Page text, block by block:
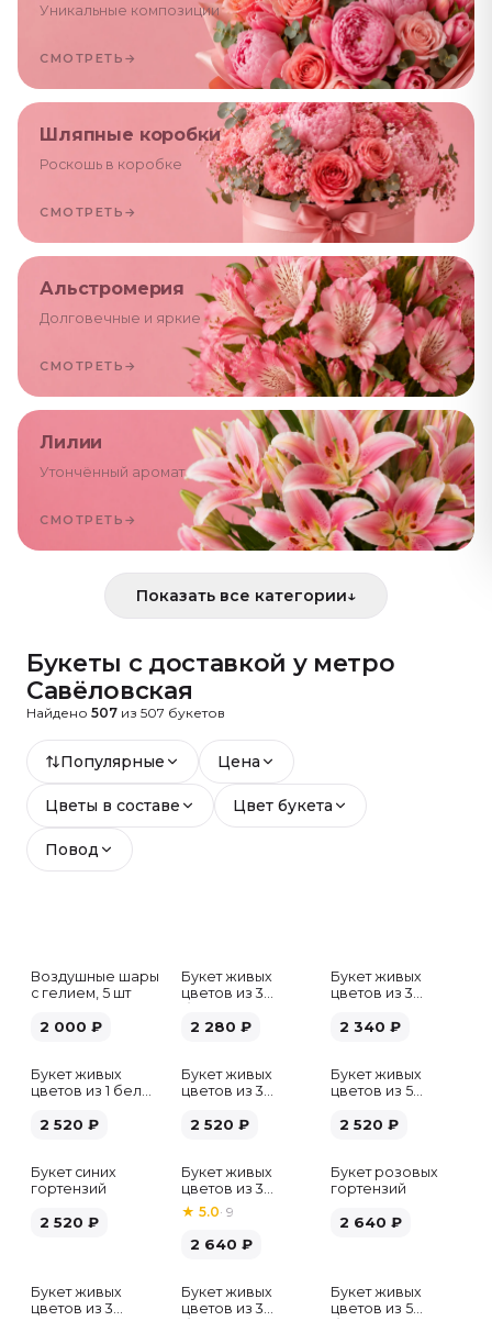
Уникальные композиции
СМОТРЕТЬ →
Шляпные коробки
Роскошь в коробке
СМОТРЕТЬ →
Альстромерия
Долговечные и яркие
СМОТРЕТЬ →
Лилии
Утончённый аромат
СМОТРЕТЬ →
Показать все категории↓
Букеты с доставкой у метро
Савёловская
Найдено 507 из 507 букетов
Популярные Цена
Цветы в составе Цвет букета
Повод
Воздушные шары
с гелием, 5 шт
2 000 ₽
Букет живых
цветов из 3
2 280 ₽
Букет живых
цветов из 3
2 340 ₽
Букет живых
цветов из 1 белой
2 520 ₽
Букет живых
цветов из 3
2 520 ₽
Букет живых
цветов из 5
микс
2 520 ₽
Букет синих
гортензий
2 520 ₽
Букет живых
цветов из 3
розовых пионов
★ 5.0· 9
2 640 ₽
Букет розовых
гортензий
2 640 ₽
Букет живых
цветов из 3
Букет живых
цветов из 3
Хит
Букет живых
цветов из 5